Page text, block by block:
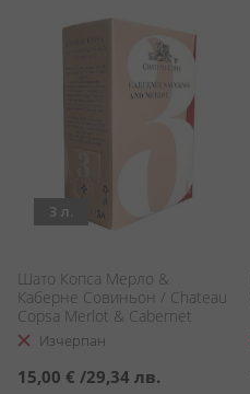
3 л.
Шато Копса Мерло &
Каберне Совиньон / Chateau
Copsa Merlot & Cabernet
Sauvignon
Изчерпан
15,00 € /29,34 лв.